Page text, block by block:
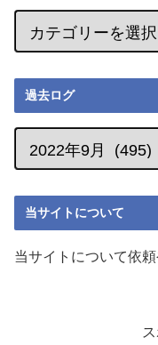
過去ログ
当サイトについて
当サイトについて依